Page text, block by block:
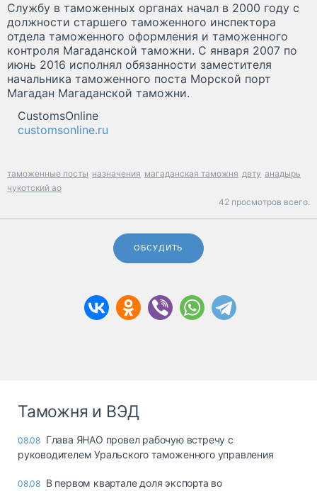
Службу в таможенных органах начал в 2000 году с
должности старшего таможенного инспектора
отдела таможенного оформления и таможенного
контроля Магаданской таможни. С января 2007 по
июнь 2016 исполнял обязанности заместителя
начальника таможенного поста Морской порт
Магадан Магаданской таможни.
CustomsOnline
customsonline.ru
таможенные посты назначения магаданская таможня двту анадырь
чукотский ао
42 просмотров всего.
ОБСУДИТЬ
Таможня и ВЭД
08.08 Глава ЯНАО провел рабочую встречу с
руководителем Уральского таможенного управления
08.08 В первом квартале доля экспорта во